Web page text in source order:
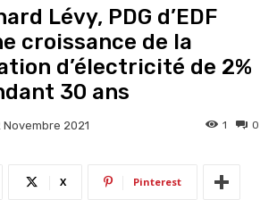
Lévy, PDG d’EDF
croissance de la
d’électricité de 2%
30 ans
Novembre 2021 0
1
X Pinterest